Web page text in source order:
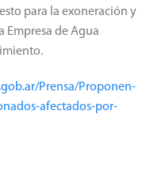
para la exoneración y
Empresa de Agua
Prensa/Proponen-
afectados-por-